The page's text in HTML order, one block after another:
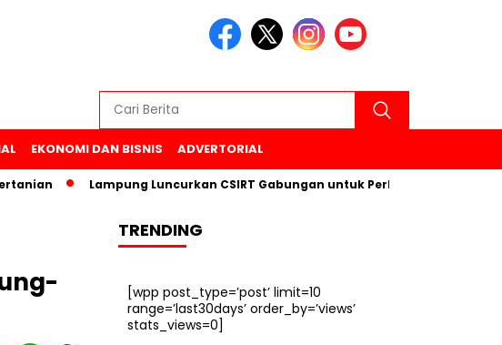
EKONOMI DAN BISNIS ADVERTORIAL
Lampung Luncurkan CSIRT Gabungan untuk Perkuat Keamanan
TRENDING
[wpp post_type=’post’ limit=10
range=’last30days’ order_by=’views’
stats_views=0]